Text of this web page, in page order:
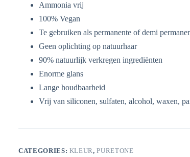
Ammonia vrij
100% Vegan
Te gebruiken als permanente of demi
Geen oplichting op natuurhaar
90% natuurlijk verkregen ingrediënten
Enorme glans
Lange houdbaarheid
Vrij van siliconen, sulfaten, alcohol, waxen,
CATEGORIES: KLEUR,PURETONE